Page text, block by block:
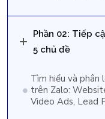
Phần 02: Tiếp
5 chủ đề
Tìm hiểu và phân
trên Zalo:
Video Ads, Lead